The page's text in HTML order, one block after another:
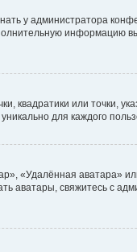
у администратора
информацию
квадратики или точки,
для каждого
«Удалённая аватара»
аватары, свяжитесь с